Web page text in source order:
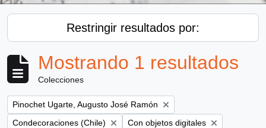
Restringir resultados por:
Mostrando 1 resultados
Colecciones
Remove filter:
Pinochet Ugarte, Augusto José Ramón
Remove filter:
Condecoraciones (Chile) Remove filter:
Con objetos digitales